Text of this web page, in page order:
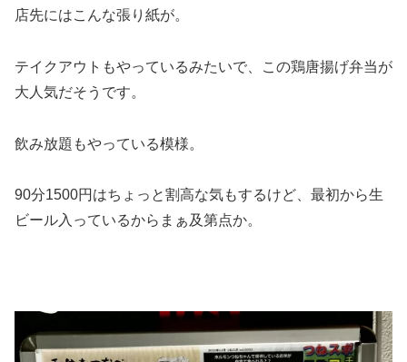
店先にはこんな張り紙が。
テイクアウトもやっているみたいで、この鶏唐揚げ弁当が
大人気だそうです。
飲み放題もやっている模様。
90分1500円はちょっと割高な気もするけど、最初から生
ビール入っているからまぁ及第点か。